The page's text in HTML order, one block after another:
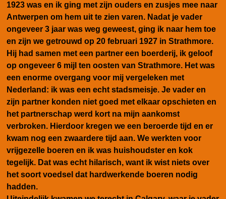
1923 was en ik ging met zijn ouders en zusjes mee naar
Antwerpen om hem uit te zien varen. Nadat je vader
ongeveer 3 jaar was weg geweest, ging ik naar hem toe
en zijn we getrouwd op 20 februari 1927 in Strathmore.
Hij had samen met een partner een boerderij, ik geloof
op ongeveer 6 mijl ten oosten van Strathmore. Het was
een enorme overgang voor mij vergeleken met
Nederland: ik was een echt stadsmeisje. Je vader en
zijn partner konden niet goed met elkaar opschieten en
het partnerschap werd kort na mijn aankomst
verbroken. Hierdoor kregen we een beroerde tijd en er
kwam nog een zwaardere tijd aan. We werkten voor
vrijgezelle boeren en ik was huishoudster en kok
tegelijk. Dat was echt hilarisch, want ik wist niets over
het soort voedsel dat hardwerkende boeren nodig
hadden.